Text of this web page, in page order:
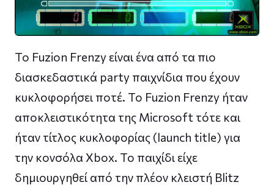
Το Fuzion Frenzy είναι ένα από τα πιο
διασκεδαστικά party παιχνίδια που έχουν
κυκλοφορήσει ποτέ. Το Fuzion Frenzy ήταν
αποκλειστικότητα της Microsoft τότε και
ήταν τίτλος κυκλοφορίας (launch title) για
την κονσόλα Xbox. Το παιχίδι είχε
δημιουργηθεί από την πλέον κλειστή Blitz